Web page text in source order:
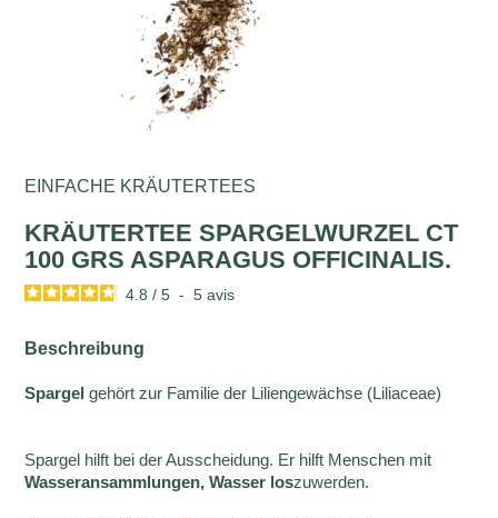
EINFACHE KRÄUTERTEES
KRÄUTERTEE SPARGELWURZEL CT
100 GRS ASPARAGUS OFFICINALIS.
4.8 / 5 - 5avis
Beschreibung
Spargel gehört zur Familie der Liliengewächse (Liliaceae)
Spargel hilft bei der Ausscheidung. Er hilft Menschen mit
Wasseransammlungen, Wasser loszuwerden.